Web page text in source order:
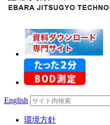
English Search
for:
環境方針